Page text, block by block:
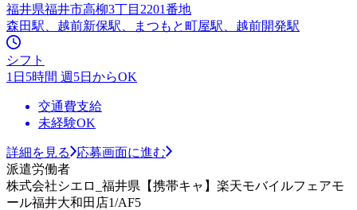
福井県福井市高柳3丁目2201番地
森田駅、越前新保駅、まつもと町屋駅、越前開発駅
シフト
1日5時間 週5日からOK
交通費支給
未経験OK
詳細を見る
応募画面に進む
派遣労働者
株式会社シエロ_福井県【携帯キャ】楽天モバイルフェアモ
ール福井大和田店1/AF5